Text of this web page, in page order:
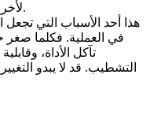
لأخرى يظل تحديًا لأن النطاق الوظيفي ضيق.
هذا أحد الأسباب التي
في العملية. فكلما صغر
تآكل الأداة،
التشطيب. قد لا يبدو